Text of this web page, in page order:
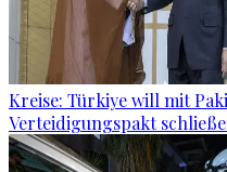
Kreise: Türkiye will mit
Verteidigungspakt